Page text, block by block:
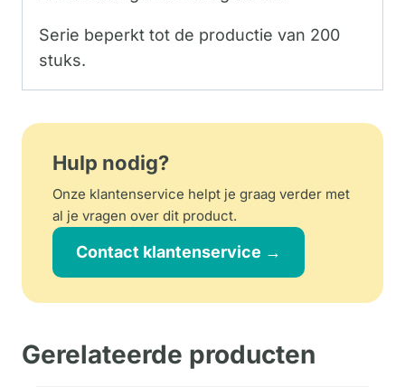
Serie beperkt tot de productie van 200
stuks.
Hulp nodig?
Onze klantenservice helpt je graag verder met
al je vragen over dit product.
Contact klantenservice →
Gerelateerde producten